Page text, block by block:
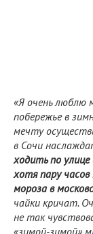
«Я очень люблю
побережье в
мечту
в Сочи
ходить по
хотя пару
мороза в
чайки кричат.
не так
«зимой-зимой»